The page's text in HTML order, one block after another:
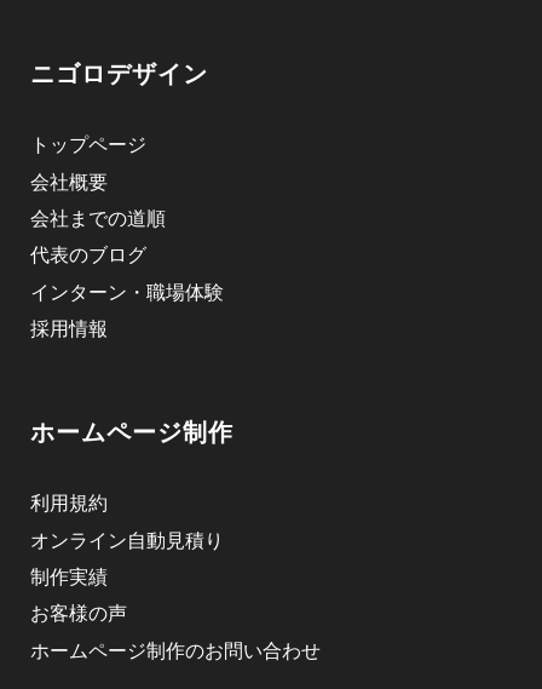
ニゴロデザイン
トップページ
会社概要
会社までの道順
代表のブログ
インターン・職場体験
採用情報
ホームページ制作
利用規約
オンライン自動見積り
制作実績
お客様の声
ホームページ制作のお問い合わせ